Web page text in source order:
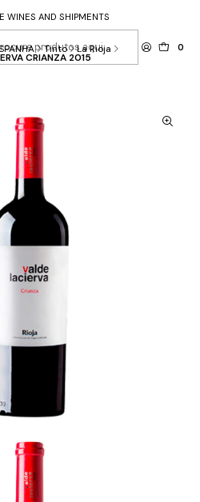
0
WINES AND SHIPMENTS
Tinto La Rioja
CRIANZA 2015